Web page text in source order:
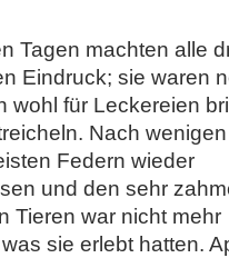
Tagen machten alle
Eindruck; sie waren
wohl für Leckereien
Nach
Federn wieder
und den sehr
Tieren war nicht mehr
sie erlebt hatten.